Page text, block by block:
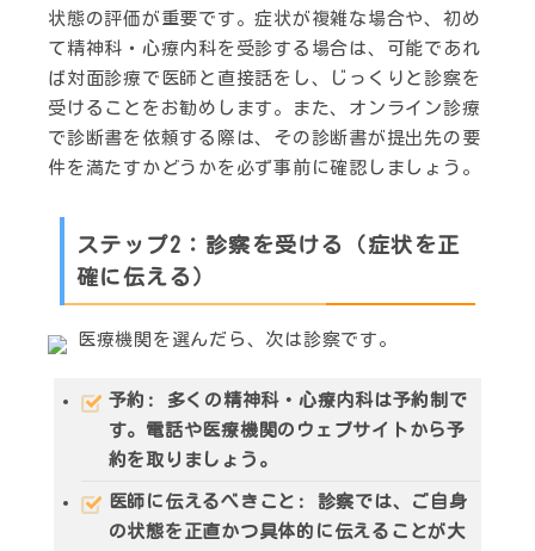
状態の評価が重要です。症状が複雑な場合や、初め
て精神科・心療内科を受診する場合は、可能であれ
ば対面診療で医師と直接話をし、じっくりと診察を
受けることをお勧めします。また、オンライン診療
で診断書を依頼する際は、その診断書が提出先の要
件を満たすかどうかを必ず事前に確認しましょう。
ステップ2：診察を受ける（症状を正
確に伝える）
医療機関を選んだら、次は診察です。
予約 : 多くの精神科・心療内科は予約制で
す。電話や医療機関のウェブサイトから予
約を取りましょう。
医師に伝えるべきこと : 診察では、ご自身
の状態を正直かつ具体的に伝えることが大